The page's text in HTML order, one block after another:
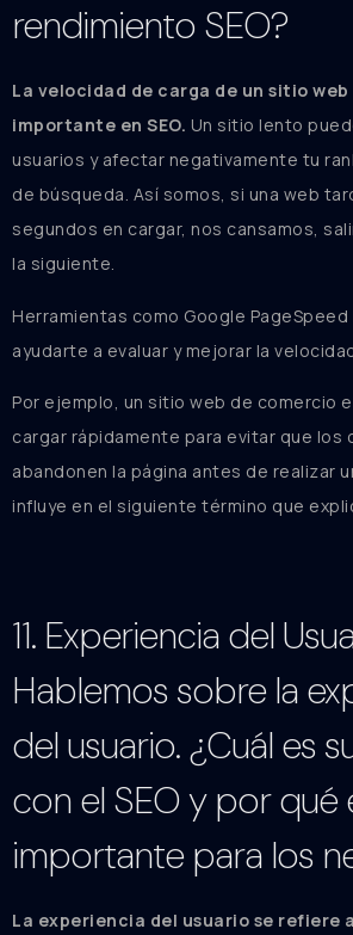
rendimiento SEO?
La velocidad de carga de un sitio
importante en SEO. Un sitio lento
usuarios y afectar negativamente tu
de búsqueda. Así somos, si una web
segundos en cargar, nos cansamos,
la siguiente.
Herramientas como Google
ayudarte a evaluar y mejorar la
Por ejemplo, un sitio web de comercio
cargar rápidamente para evitar que
abandonen la página antes de realizar
influye en el siguiente término que
11. Experiencia del
Hablemos sobre la
del usuario. ¿Cuál es
con el SEO y por qué
importante para los
La experiencia del usuario se refiere